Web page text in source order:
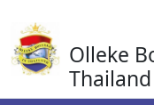
naar
de
inhoud
Olleke
Thailand
In Thailand